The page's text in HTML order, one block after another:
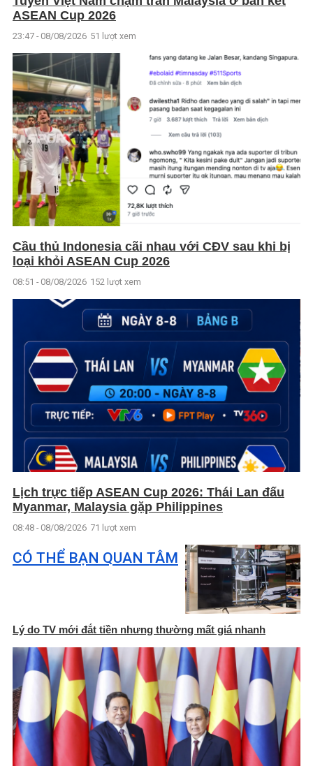
ASEAN Cup 2026
23:47 - 08/08/2026 51 lượt xem
Cầu thủ Indonesia cãi nhau với CĐV sau khi bị
loại khỏi ASEAN Cup 2026
08:51 - 08/08/2026 152 lượt xem
Lịch trực tiếp ASEAN Cup 2026: Thái Lan đấu
Myanmar, Malaysia gặp Philippines
08:48 - 08/08/2026 71 lượt xem
CÓ THỂ BẠN QUAN TÂM
Lý do TV mới đắt tiền nhưng thường mất giá nhanh